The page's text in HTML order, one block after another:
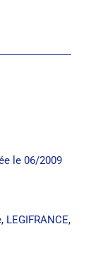
le 06/2009
LEGIFRANCE,